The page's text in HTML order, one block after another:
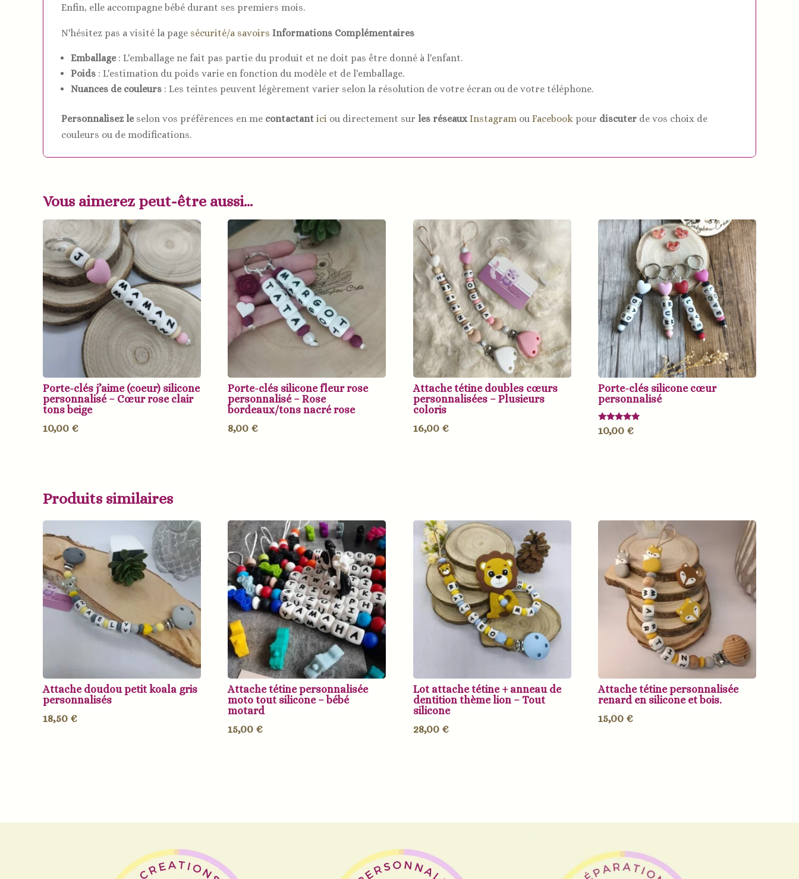
Enfin, elle accompagne bébé durant ses premiers mois.
N'hésitez pas a visité la page sécurité/a savoirs Informations Complémentaires
Emballage: L'emballage ne fait pas partie du produit et ne doit pas être donné à l'enfant.
Poids : L'estimation du poids varie en fonction du modèle et de l'emballage.
Nuances de couleurs : Les teintes peuvent légèrement varier selon la résolution de votre écran ou de votre téléphone.
Personnalisez leselon vos préférences en me contactant ici ou directement sur les réseaux Instagram ou Facebook pour discuter de vos choix de
couleurs ou de modifications.
Vous aimerez peut-être aussi…
Porte-clés j’aime (coeur) silicone
personnalisé – Cœur rose clair
tons beige
10,00 €
Porte-clés silicone fleur rose
personnalisé – Rose
bordeaux/tons nacré rose
8,00 €
Attache tétine doubles cœurs
personnalisées – Plusieurs
coloris
16,00 €
Porte-clés silicone cœur
personnalisé
Note
5.00
10,00 €
Produits similaires
Attache doudou petit koala gris
personnalisés
18,50 €
Attache tétine personnalisée
moto tout silicone – bébé
motard
15,00 €
Lot attache tétine + anneau de
dentition thème lion – Tout
silicone
28,00 €
Attache tétine personnalisée
renard en silicone et bois.
15,00 €